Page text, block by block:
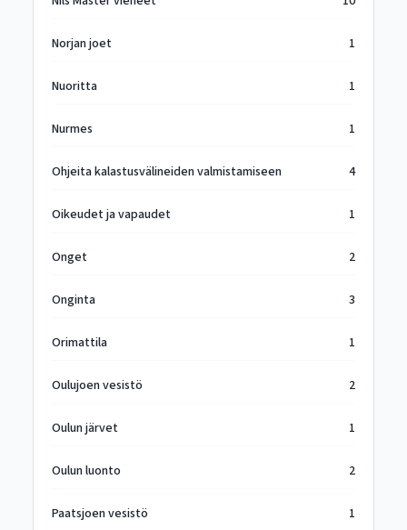
Norjan joet 1
Nuoritta 1
Nurmes 1
Ohjeita kalastusvälineiden valmistamiseen 4
Oikeudet ja vapaudet 1
Onget 2
Onginta 3
Orimattila 1
Oulujoen vesistö 2
Oulun järvet 1
Oulun luonto 2
Paatsjoen vesistö 1